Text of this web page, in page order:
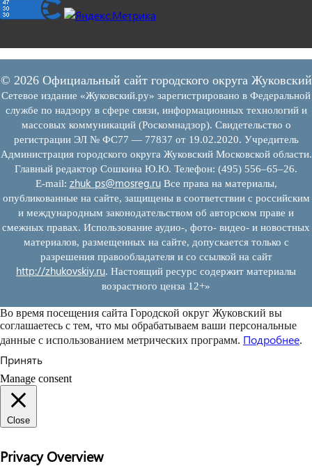
© 2026 Официальный сайт городского округа Жуковский
Сетевое издание «Жуковский.ру» зарегистрировано в Федеральной
службе по надзору в сфере связи, информационных технологий и
массовых коммуникаций (Роскомнадзор). Свидетельство о
регистрации ЭЛ № ФС77 — 77837 от 19.02.2020. Учредитель
Администрация городского округа Жуковский Московской области.
Главный редактор Сошкина Ю.Ю. Телефон: (495) 556–65–26.
E‑mail: zhuk_ps@mosreg.ruВсе права на материалы,
опубликованные на сайте, защищены в соответствии с российским
и международным законодательством об авторском праве и
смежных правах. Использование аудио-, фото- видео- и новостных
материалов, размещенных на сайте, допускается только с
разрешения правообладателя и со ссылкой на сайт
http://zhukovskiy.ru. Настоящий ресурс содержит материалы
возрастного ценза 12+»
Во время посещения сайта Городской округ Жуковский вы
соглашаетесь с тем, что мы обрабатываем ваши персональные
данные с использованием метрических программ. Подробнее.
Принять
Manage consent
Close
Privacy Overview